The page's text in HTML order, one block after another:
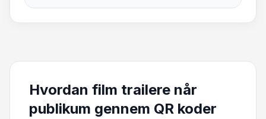
Hvordan film trailere når
publikum gennem QR koder